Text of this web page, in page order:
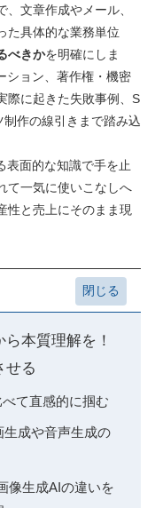
文章作成やメール、
た具体的な業務単位
べきかを明確にしま
ション、著作権・機密
際に起きた失敗事例、S
作の線引きまで踏み込
表面的な知識で手を止
て一気に使いこなしへ
性と売上にそのまま現
本質理解を！
せる
て直感的に掴む
成や音声生成の
像生成AIの違いを